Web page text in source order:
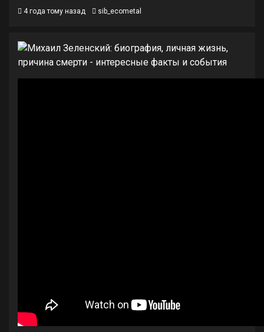
4 года тому назад sib_ecometal